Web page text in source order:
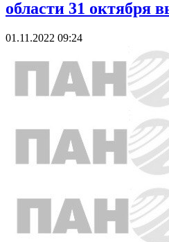
области 31 октября
01.11.2022 09:24